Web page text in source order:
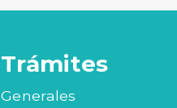
Trámites
Generales